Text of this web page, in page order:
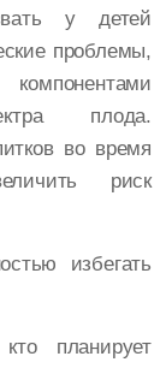
у детей
проблемы,
плода.
во время
риск
избегать
планирует